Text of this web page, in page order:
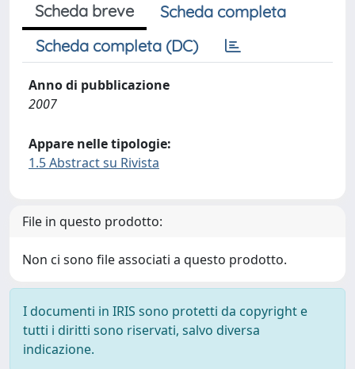
Scheda breve
Scheda completa
Scheda completa (DC)
Anno di pubblicazione
2007
Appare nelle tipologie:
1.5 Abstract su Rivista
File in questo prodotto:
Non ci sono file associati a questo prodotto.
I documenti in IRIS sono protetti da copyright e
tutti i diritti sono riservati, salvo diversa
indicazione.